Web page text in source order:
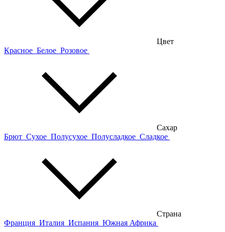
Цвет
Красное Белое Розовое
Сахар
Брют Сухое Полусухое Полусладкое Сладкое
Страна
Франция Италия Испания Южная Африка